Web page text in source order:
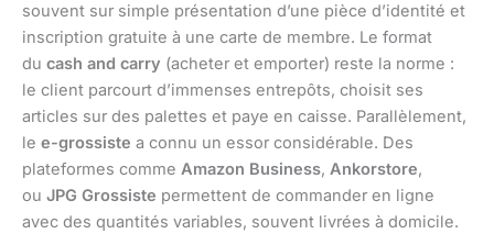
souvent sur simple présentation d’une pièce d’identité et
inscription gratuite à une carte de membre. Le format
du cash and carry (acheter et emporter) reste la norme :
le client parcourt d’immenses entrepôts, choisit ses
articles sur des palettes et paye en caisse. Parallèlement,
le e-grossiste a connu un essor considérable. Des
plateformes comme Amazon Business, Ankorstore,
ou JPG Grossiste permettent de commander en ligne
avec des quantités variables, souvent livrées à domicile.